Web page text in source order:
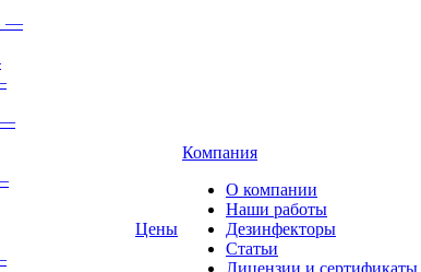
—
Цены
Компания
О компании
Наши работы
Дезинфекторы
Статьи
Лицензии и сертификаты